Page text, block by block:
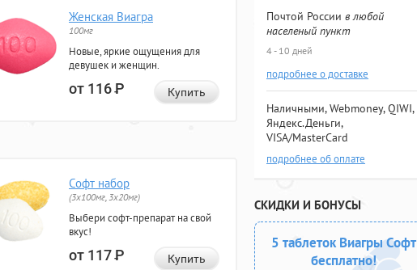
Женская Виагра
100мг
Новые, яркие ощущения для
девушек и женщин.
от 116Р Купить
Софт набор
(3x100мг, 3x20мг)
Выбери софт-препарат на свой
вкус!
от 117Р Купить
Почтой России в любой
населеный пункт
4 - 10 дней
подробнее о доставке
Наличными, Webmoney, QIWI,
Яндекс.Деньги,
VISA/MasterCard
подробнее об оплате
СКИДКИ И БОНУСЫ
5 таблеток Виагры Софт
бесплатно!